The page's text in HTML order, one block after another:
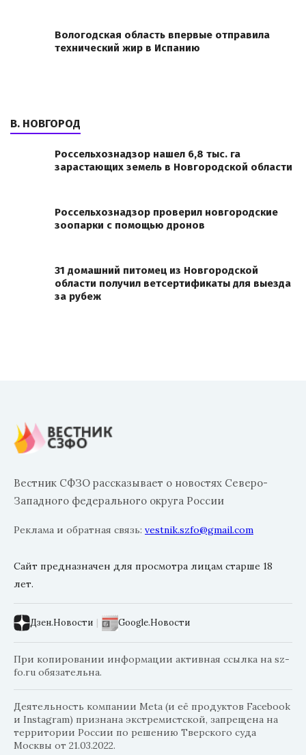
Вологодская область впервые отправила
технический жир в Испанию
В. НОВГОРОД
Россельхознадзор нашел 6,8 тыс. га
зарастающих земель в Новгородской области
Россельхознадзор проверил новгородские
зоопарки с помощью дронов
31 домашний питомец из Новгородской
области получил ветсертификаты для выезда
за рубеж
Вестник СФЗО рассказывает о новостях Северо-
Западного федерального округа России
Реклама и обратная связь: vestnik.szfo@gmail.com
Сайт предназначен для просмотра лицам старше 18
лет.
Дзен.Новости | Google.Новости
При копировании информации активная ссылка на sz-
fo.ru обязательна.
Деятельность компании Meta (и её продуктов Facebook
и Instagram) признана экстремистской, запрещена на
территории России по решению Тверского суда
Москвы от 21.03.2022.